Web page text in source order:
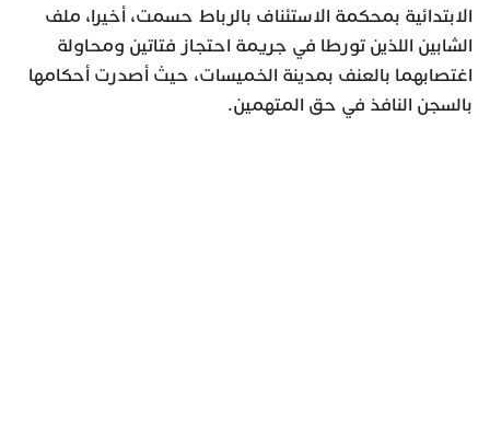
الابتدائية بمحكمة الاستئناف بالرباط حسمت، أخيرا، ملف
الشابين اللذين تورطا في جريمة احتجاز فتاتين ومحاولة
اغتصابهما بالعنف بمدينة الخميسات، حيث أصدرت أحكامها
بالسجن النافذ في حق المتهمين.